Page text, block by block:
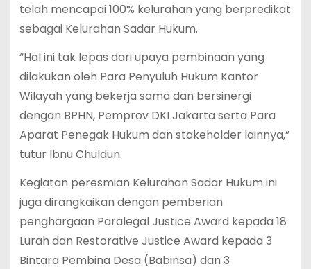
telah mencapai 100% kelurahan yang berpredikat
sebagai Kelurahan Sadar Hukum.
“Hal ini tak lepas dari upaya pembinaan yang
dilakukan oleh Para Penyuluh Hukum Kantor
Wilayah yang bekerja sama dan bersinergi
dengan BPHN, Pemprov DKI Jakarta serta Para
Aparat Penegak Hukum dan stakeholder lainnya,”
tutur Ibnu Chuldun.
Kegiatan peresmian Kelurahan Sadar Hukum ini
juga dirangkaikan dengan pemberian
penghargaan Paralegal Justice Award kepada 18
Lurah dan Restorative Justice Award kepada 3
Bintara Pembina Desa (Babinsa) dan 3